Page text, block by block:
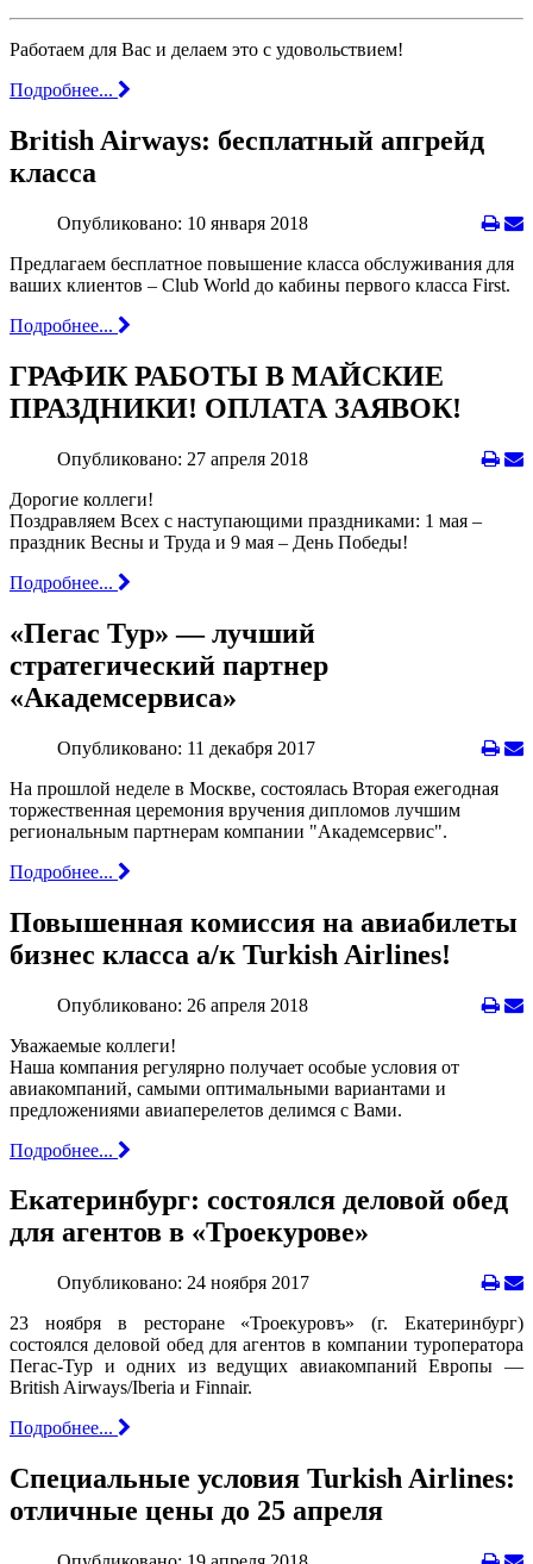
Работаем для Вас и делаем это с удовольствием!
Подробнее...
British Airways: бесплатный апгрейд
класса
Опубликовано: 10 января 2018
Предлагаем бесплатное повышение класса обслуживания для
ваших клиентов – Club World до кабины первого класса First.
Подробнее...
ГРАФИК РАБОТЫ В МАЙСКИЕ
ПРАЗДНИКИ! ОПЛАТА ЗАЯВОК!
Опубликовано: 27 апреля 2018
Дорогие коллеги!
Поздравляем Всех с наступающими праздниками: 1 мая –
праздник Весны и Труда и 9 мая – День Победы!
Подробнее...
«Пегас Тур» — лучший
стратегический партнер
«Академсервиса»
Опубликовано: 11 декабря 2017
На прошлой неделе в Москве, состоялась Вторая ежегодная
торжественная церемония вручения дипломов лучшим
региональным партнерам компании "Академсервис".
Подробнее...
Повышенная комиссия на авиабилеты
бизнес класса а/к Turkish Airlines!
Опубликовано: 26 апреля 2018
Уважаемые коллеги!
Наша компания регулярно получает особые условия от
авиакомпаний, самыми оптимальными вариантами и
предложениями авиаперелетов делимся с Вами.
Подробнее...
Екатеринбург: состоялся деловой обед
для агентов в «Троекурове»
Опубликовано: 24 ноября 2017
23 ноября в ресторане «Троекуровъ» (г. Екатеринбург)
состоялся деловой обед для агентов в компании туроператора
Пегас-Тур и одних из ведущих авиакомпаний Европы —
Вritish Airways/Iberia и Finnair.
Подробнее...
Специальные условия Turkish Airlines:
отличные цены до 25 апреля